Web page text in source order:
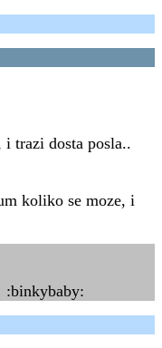
trazi dosta posla..
koliko se moze, i